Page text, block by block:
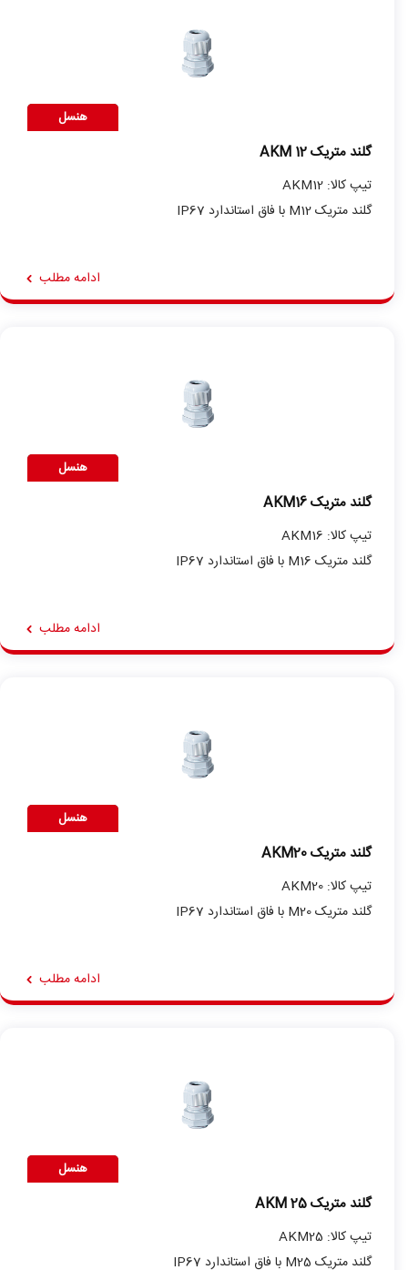
هنسل
گلند متریک AKM 12
تیپ کالا: AKM12
گلند متریک M12 با فاق استاندارد IP67
ادامه مطلب
هنسل
گلند متریک AKM16
تیپ کالا: AKM16
گلند متریک M16 با فاق استاندارد IP67
ادامه مطلب
هنسل
گلند متریک AKM20
تیپ کالا: AKM20
گلند متریک M20 با فاق استاندارد IP67
ادامه مطلب
هنسل
گلند متریک AKM 25
تیپ کالا: AKM25
گلند متریک M25 با فاق استاندارد IP67